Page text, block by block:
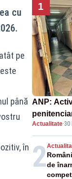
cu
pe
până
în
1
ANP:
normali
Actualitate·30
2de